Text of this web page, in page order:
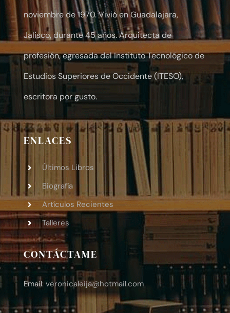
noviembre de 1970. Vivió en Guadalajara,
Jalisco, durante 45 años. Arquitecta de
profesión, egresada del Instituto Tecnológico de
Estudios Superiores de Occidente (ITESO),
escritora por gusto.
ENLACES
Últimos Libros
Biografía
Artículos Recientes
Talleres
CONTÁCTAME
Email: veronicaleija@hotmail.com